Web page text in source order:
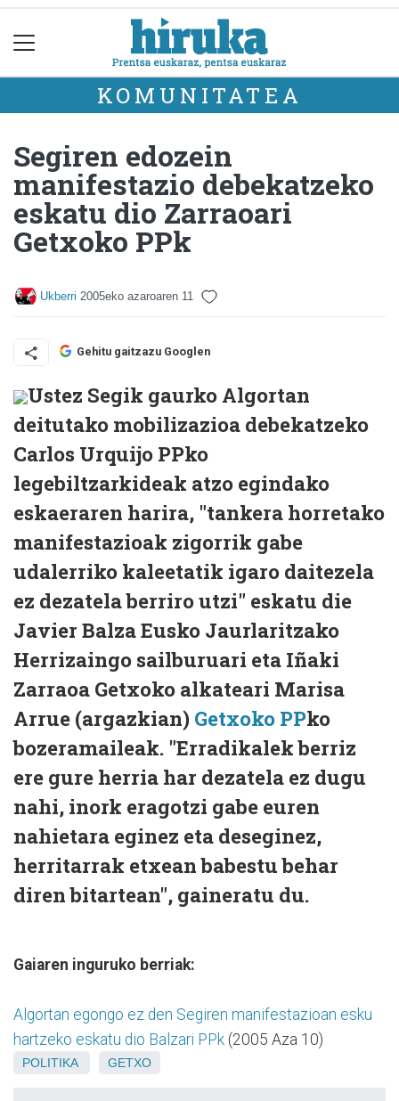
KOMUNITATEA
Segiren edozein
manifestazio debekatzeko
eskatu dio Zarraoari
Getxoko PPk
Ukberri 2005eko azaroaren 11
Gehitu gaitzazu Googlen
Ustez Segik gaurko Algortan
deitutako mobilizazioa debekatzeko
Carlos Urquijo PPko
legebiltzarkideak atzo egindako
eskaeraren harira, "tankera horretako
manifestazioak zigorrik gabe
udalerriko kaleetatik igaro daitezela
ez dezatela berriro utzi" eskatu die
Javier Balza Eusko Jaurlaritzako
Herrizaingo sailburuari eta Iñaki
Zarraoa Getxoko alkateari Marisa
Arrue (argazkian) Getxoko PPko
bozeramaileak. "Erradikalek berriz
ere gure herria har dezatela ez dugu
nahi, inork eragotzi gabe euren
nahietara eginez eta deseginez,
herritarrak etxean babestu behar
diren bitartean", gaineratu du.
Gaiaren inguruko berriak:
Algortan egongo ez den Segiren manifestazioan esku
hartzeko eskatu dio Balzari PPk (2005 Aza 10)
POLITIKA GETXO